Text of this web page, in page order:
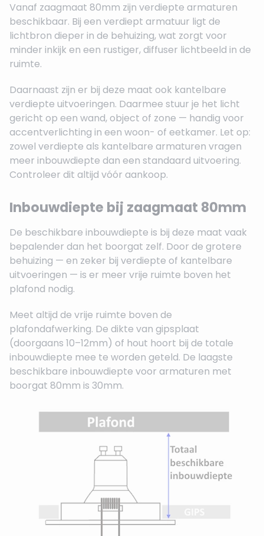
Vanaf zaagmaat 80mm zijn verdiepte armaturen
beschikbaar. Bij een verdiept armatuur ligt de
lichtbron dieper in de behuizing, wat zorgt voor
minder inkijk en een rustiger, diffuser lichtbeeld in de
ruimte.
Daarnaast zijn er bij deze maat ook kantelbare
verdiepte uitvoeringen. Daarmee stuur je het licht
gericht op een wand, object of zone — handig voor
accentverlichting in een woon- of eetkamer. Let op:
zowel verdiepte als kantelbare armaturen vragen
meer inbouwdiepte dan een standaard uitvoering.
Controleer dit altijd vóór aankoop.
Inbouwdiepte bij zaagmaat 80mm
De beschikbare inbouwdiepte is bij deze maat vaak
bepalender dan het boorgat zelf. Door de grotere
behuizing — en zeker bij verdiepte of kantelbare
uitvoeringen — is er meer vrije ruimte boven het
plafond nodig.
Meet altijd de vrije ruimte boven de
plafondafwerking. De dikte van gipsplaat
(doorgaans 10–12mm) of hout hoort bij de totale
inbouwdiepte mee te worden geteld. De laagste
beschikbare inbouwdiepte voor armaturen met
boorgat 80mm is 30mm.